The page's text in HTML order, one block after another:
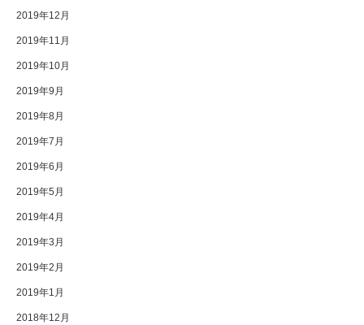
2019年12月
2019年11月
2019年10月
2019年9月
2019年8月
2019年7月
2019年6月
2019年5月
2019年4月
2019年3月
2019年2月
2019年1月
2018年12月